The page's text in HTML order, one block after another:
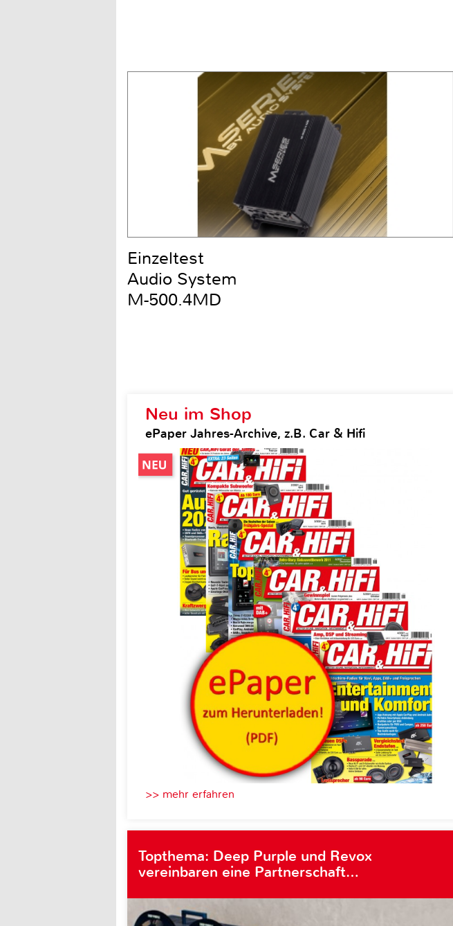
Neu im Shop
ePaper Jahres-Archive, z.B. Car & Hifi
>> mehr erfahren
Topthema: Deep Purple und Revox
vereinbaren eine Partnerschaft…
Einzeltest
Audio System
M-500.4MD